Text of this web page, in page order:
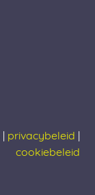
privacybeleid
cookiebeleid